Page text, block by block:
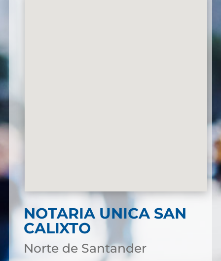
NOTARIA UNICA SAN
CALIXTO
Norte de Santander